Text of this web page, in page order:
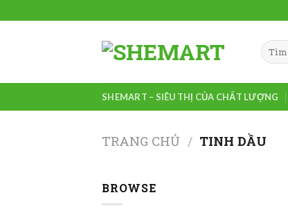
to
Tìm
kiếm:
SHEMART – SIÊU THỊ CỦA CHẤT LƯỢNG
TRANG CHỦ / TINH DẦU
BROWSE